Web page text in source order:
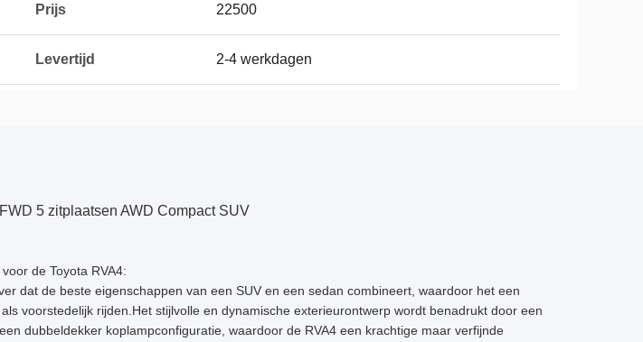
Prijs 22500
Levertijd 2-4 werkdagen
5 zitplaatsen AWD Compact SUV
de Toyota RVA4:
dat de beste eigenschappen van een SUV en een sedan combineert, waardoor het een
voorstedelijk rijden.Het stijlvolle en dynamische exterieurontwerp wordt benadrukt door een
dubbeldekker koplampconfiguratie, waardoor de RVA4 een krachtige maar verfijnde